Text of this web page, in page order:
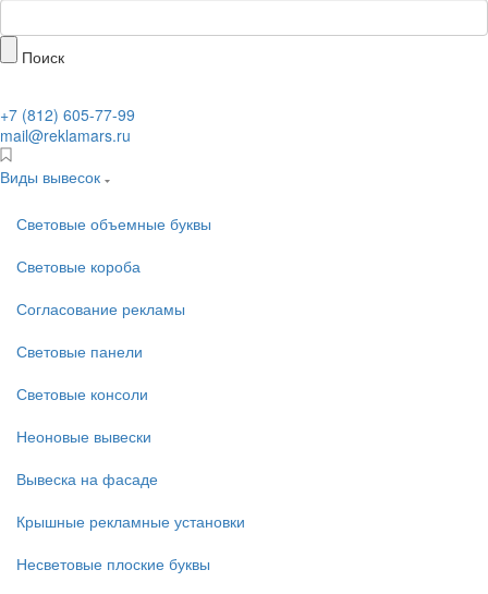
Поиск
+7 (812) 605-77-99
mail@reklamars.ru
Виды вывесок
Световые объемные буквы
Световые короба
Согласование рекламы
Световые панели
Световые консоли
Неоновые вывески
Вывеска на фасаде
Крышные рекламные установки
Несветовые плоские буквы